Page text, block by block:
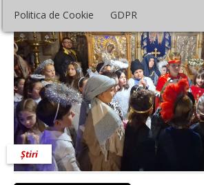
Politica de Cookie GDPR
Știri